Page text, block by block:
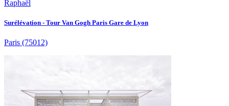
Raphaël
Surélévation - Tour Van Gogh Paris Gare de Lyon
Paris (75012)